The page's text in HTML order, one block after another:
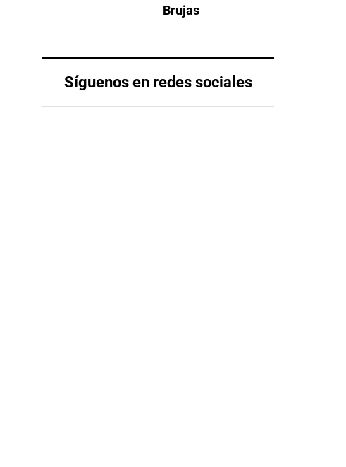
Brujas
Síguenos en redes sociales